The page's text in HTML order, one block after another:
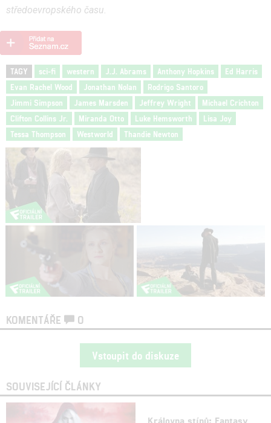
středoevropského času.
TAGY sci-fi western J.J. Abrams Anthony Hopkins
Ed Harris
Evan Rachel Wood
Jonathan Nolan
Rodrigo Santoro
Jimmi Simpson
James Marsden Jeffrey Wright
Michael Crichton
Clifton Collins Jr.
Miranda Otto Luke Hemsworth
Lisa Joy
Tessa Thompson
Westworld Thandie Newton
KOMENTÁŘE 0
Vstoupit do diskuze
SOUVISEJÍCÍ ČLÁNKY
Královna stínů: Fantasy